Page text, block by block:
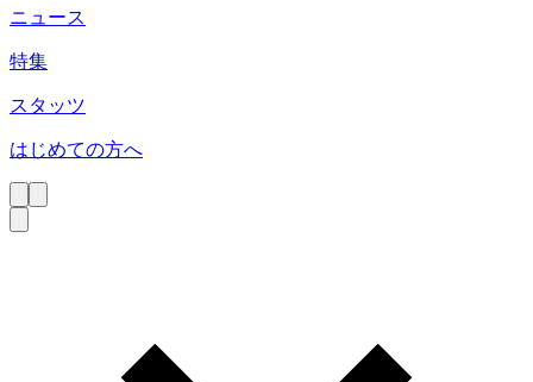
ニュース
特集
スタッツ
はじめての方へ